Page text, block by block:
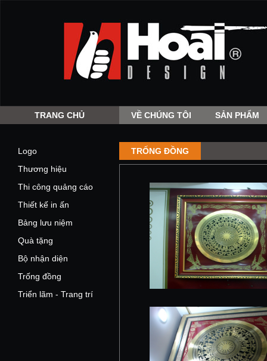
TRANG CHỦ VỀ CHÚNG TÔI SẢN PHẨM
Logo
Thương hiệu
Thi công quảng cáo
Thiết kế in ấn
Bảng lưu niệm
Quà tặng
Bộ nhận diện
Trống đồng
Triển lãm - Trang trí
TRỐNG ĐỒNG